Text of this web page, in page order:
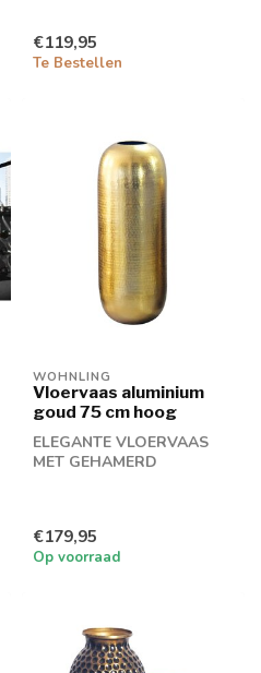
€119,95
Te Bestellen
WOHNLING
Vloervaas aluminium
goud 75 cm hoog
ELEGANTE VLOERVAAS
MET GEHAMERD
€179,95
Op voorraad